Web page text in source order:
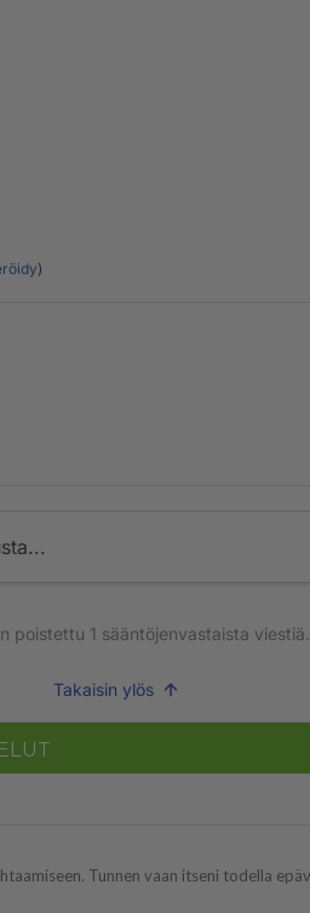
)
poistettu 1 sääntöjenvastaista viestiä.
Takaisin ylös